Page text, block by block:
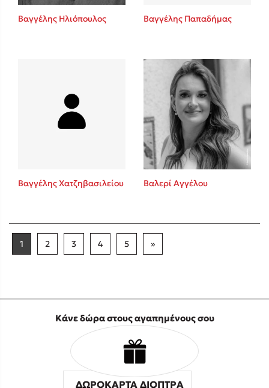
Βαγγέλης Ηλιόπουλος Βαγγέλης Παπαδήμας
Βαγγέλης Χατζηβασιλείου Βαλερί Αγγέλου
1 2 3 4 5 »
Κάνε δώρα στους αγαπημένους σου
ΔΩΡΟΚΑΡΤΑ ΔΙΟΠΤΡΑ